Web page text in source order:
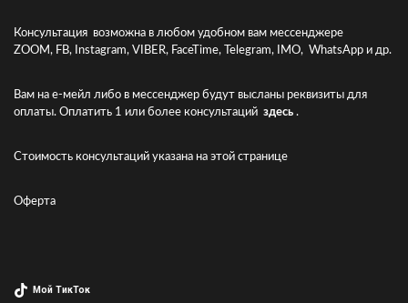
Консультация возможна в любом удобном вам мессенджере
ZOOM, FB, Instagram, VIBER, FaceTime, Telegram, IMO, WhatsApp и др.
Вам на е-мейл либо в мессенджер будут высланы реквизиты для
оплаты. Оплатить 1 или более консультаций здесь .
Стоимость консультаций указана на этой странице
Оферта
Мой ТикТок